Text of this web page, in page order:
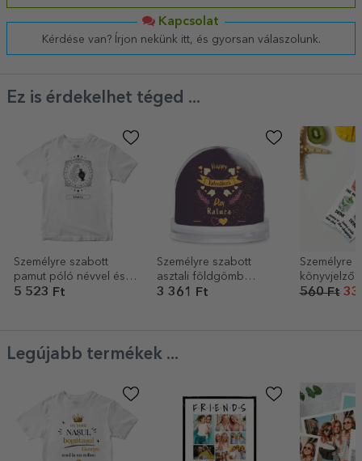
Kapcsolat
Kérdése van? Írjon nekünk itt, és gyorsan válaszolunk.
Ez is érdekelhet téged ...
Személyre szabott
pamut póló névvel és
állatöv jelével - Vízöntő
5 523 Ft
Személyre szabott
asztali földgömb
fotóval és szöveggel -
3 361 Ft
Személyre
könyvjelző
Még egy
560 Ft
Legújabb termékek ...